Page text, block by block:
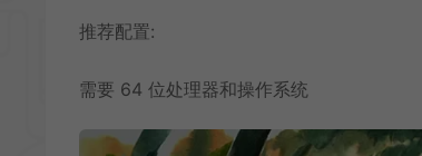
推荐配置:
需要 64 位处理器和操作系统